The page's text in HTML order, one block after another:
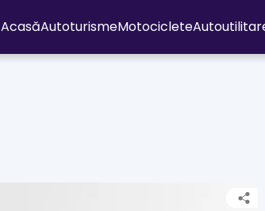
AcasăAutoturismeMotociclete